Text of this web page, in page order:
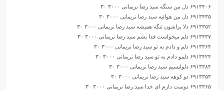
۶۹۱۳۴۰۶ دل من سنگه سید رضا نریمانی ۳۰۰۰ ۳۰
۶۹۱۳۴۳۵ دل من هوائیه سید رضا نریمانی ۳۰۰۰ ۳۰
۶۹۱۳۳۵۲ دلا براشون تنگه همیشه سید رضا نریمانی ۳۰۰۰ ۳۰
۶۹۱۳۴۳۷ دلم میخواست فدا بشم سید رضا نریمانی ۳۰۰۰ ۳۰
۶۹۱۳۳۶۴ دلم و دادم به تو سید رضا نریمانی ۳۰۰۰ ۳۰
۶۹۱۳۴۲۴ دلمو دادم به تو سید رضا نریمانی ۳۰۰۰ ۳۰
۶۹۱۳۳۸۴ دلواپسیم سید رضا نریمانی ۳۰۰۰ ۳۰
۶۹۱۳۳۵۳ دو کوهه سید رضا نریمانی ۳۰۰۰ ۳۰
۶۹۱۳۳۶۵ دوست دارم ای خدا سید رضا نریمانی ۳۰۰۰ ۳۰